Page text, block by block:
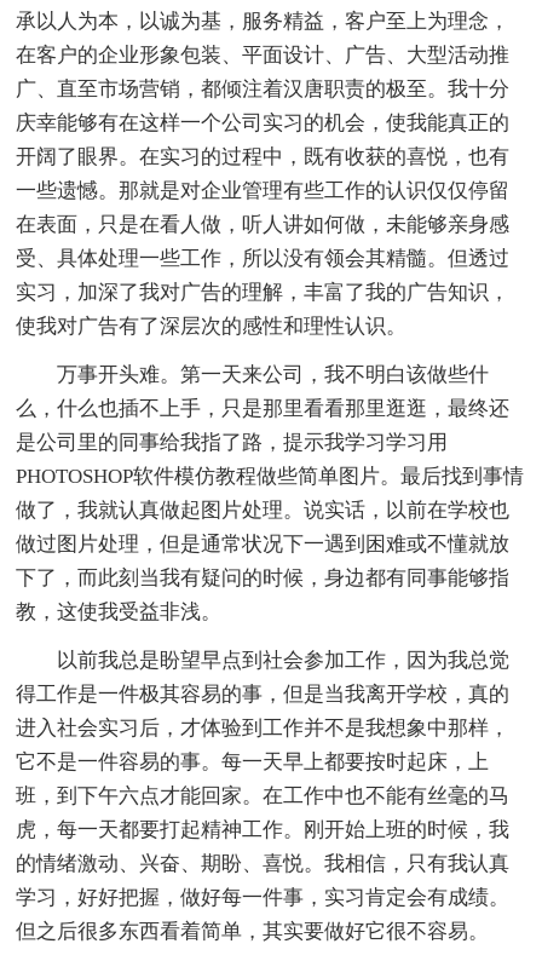
承以人为本，以诚为基，服务精益，客户至上为理念，
在客户的企业形象包装、平面设计、广告、大型活动推
广、直至市场营销，都倾注着汉唐职责的极至。我十分
庆幸能够有在这样一个公司实习的机会，使我能真正的
开阔了眼界。在实习的过程中，既有收获的喜悦，也有
一些遗憾。那就是对企业管理有些工作的认识仅仅停留
在表面，只是在看人做，听人讲如何做，未能够亲身感
受、具体处理一些工作，所以没有领会其精髓。但透过
实习，加深了我对广告的理解，丰富了我的广告知识，
使我对广告有了深层次的感性和理性认识。
万事开头难。第一天来公司，我不明白该做些什
么，什么也插不上手，只是那里看看那里逛逛，最终还
是公司里的同事给我指了路，提示我学习学习用
PHOTOSHOP软件模仿教程做些简单图片。最后找到事情
做了，我就认真做起图片处理。说实话，以前在学校也
做过图片处理，但是通常状况下一遇到困难或不懂就放
下了，而此刻当我有疑问的时候，身边都有同事能够指
教，这使我受益非浅。
以前我总是盼望早点到社会参加工作，因为我总觉
得工作是一件极其容易的事，但是当我离开学校，真的
进入社会实习后，才体验到工作并不是我想象中那样，
它不是一件容易的事。每一天早上都要按时起床，上
班，到下午六点才能回家。在工作中也不能有丝毫的马
虎，每一天都要打起精神工作。刚开始上班的时候，我
的情绪激动、兴奋、期盼、喜悦。我相信，只有我认真
学习，好好把握，做好每一件事，实习肯定会有成绩。
但之后很多东西看着简单，其实要做好它很不容易。